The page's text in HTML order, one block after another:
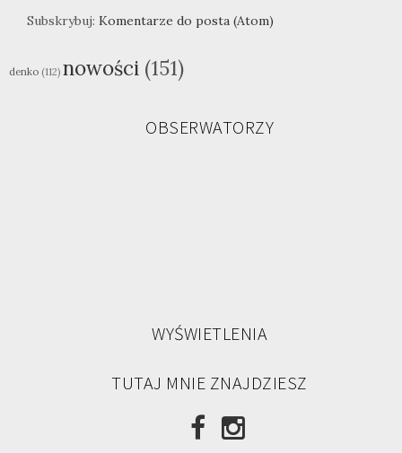
Subskrybuj: Komentarze do posta (Atom)
denko (112) nowości (151)
OBSERWATORZY
WYŚWIETLENIA
TUTAJ MNIE ZNAJDZIESZ